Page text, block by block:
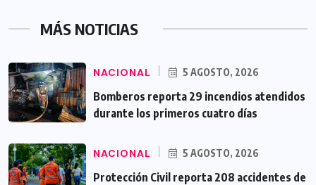
MÁS NOTICIAS
NACIONAL 5 AGOSTO, 2026
Bomberos reporta 29 incendios atendidos
durante los primeros cuatro días
NACIONAL 5 AGOSTO, 2026
Protección Civil reporta 208 accidentes de